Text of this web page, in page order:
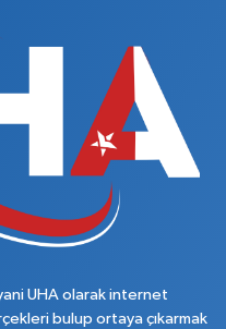
UHA olarak internet
bulup ortaya çıkarmak